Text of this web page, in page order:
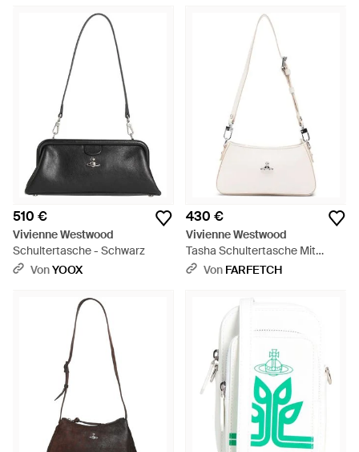
510 €
Vivienne Westwood
Schultertasche - Schwarz
VonYOOX
430 €
Vivienne Westwood
Tasha Schultertasche Mit
Logo-Schild - Weiß
Von FARFETCH